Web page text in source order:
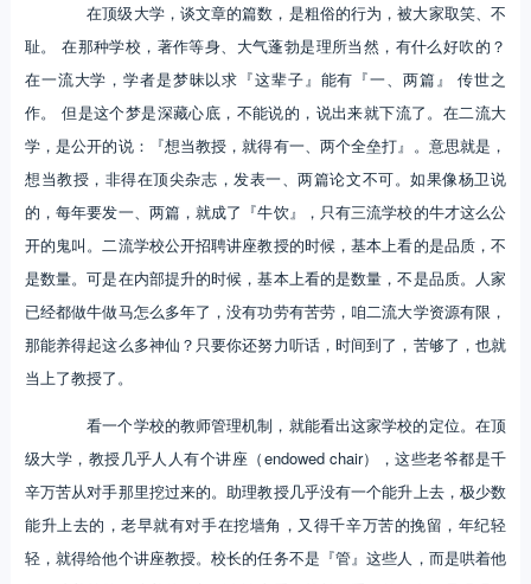
在顶级大学，谈文章的篇数，是粗俗的行为，被大家取笑、不
耻。 在那种学校，著作等身、大气蓬勃是理所当然，有什么好吹的？
在一流大学，学者是梦昧以求『这辈子』能有『一、两篇』 传世之
作。 但是这个梦是深藏心底，不能说的，说出来就下流了。在二流大
学，是公开的说：『想当教授，就得有一、两个全垒打』。意思就是，
想当教授，非得在顶尖杂志，发表一、两篇论文不可。如果像杨卫说
的，每年要发一、两篇，就成了『牛饮』，只有三流学校的牛才这么公
开的鬼叫。二流学校公开招聘讲座教授的时候，基本上看的是品质，不
是数量。可是在内部提升的时候，基本上看的是数量，不是品质。人家
已经都做牛做马怎么多年了，没有功劳有苦劳，咱二流大学资源有限，
那能养得起这么多神仙？只要你还努力听话，时间到了，苦够了，也就
当上了教授了。
看一个学校的教师管理机制，就能看出这家学校的定位。在顶
级大学，教授几乎人人有个讲座（endowed chair），这些老爷都是千
辛万苦从对手那里挖过来的。助理教授几乎没有一个能升上去，极少数
能升上去的，老早就有对手在挖墙角，又得千辛万苦的挽留，年纪轻
轻，就得给他个讲座教授。校长的任务不是『管』这些人，而是哄着他